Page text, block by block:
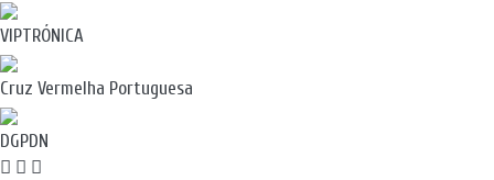
VIPTRÓNICA
Cruz Vermelha Portuguesa
DGPDN